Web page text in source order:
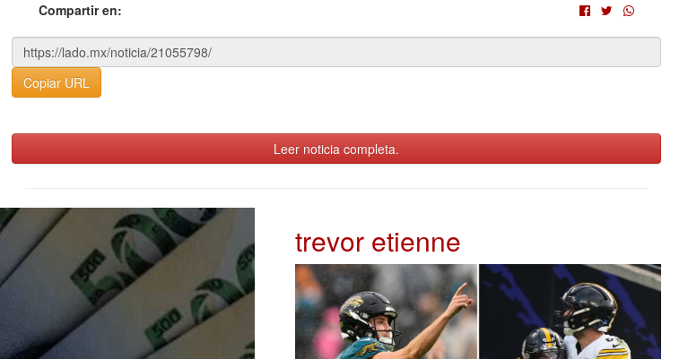
Compartir en:
Copiar URL
Leer noticia completa.
trevor etienne